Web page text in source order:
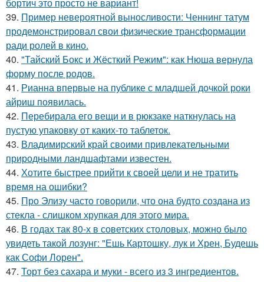
39. Пример невероятной выносливости: Ченнинг татум
продемонстрировал свои физические трансформации
ради ролей в кино.
40. "Тайский Бокс и Жёсткий Режим": как Нюша вернула
форму после родов.
41. Рианна впервые на публике с младшей дочкой роки
айриш появилась.
42. Перебирала его вещи и в рюкзаке наткнулась на
пустую упаковку от каких-то таблеток.
43. Владимирский край своими привлекательными
природными ландшафтами известен.
44. Хотите быстрее прийти к своей цели и не тратить
время на ошибки?
45. Про Элизу часто говорили, что она будто создана из
стекла - слишком хрупкая для этого мира.
46. В годах так 80-х в советских столовых, можно было
увидеть такой лозунг: "Ешь Картошку, лук и Хрен, Будешь
как Софи Лорен".
47. Торт без сахара и муки - всего из 3 ингредиентов.